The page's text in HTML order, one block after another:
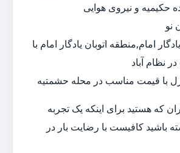
حکیمیه و نیروی هوایی
نو
امام,منطقه اتوبان یادگار امام با
نظام آباد
با قیمت مناسب در محله حشمتیه
که هستید برای اینکه یک تجربه
باشید کافیست با رضایت بار در